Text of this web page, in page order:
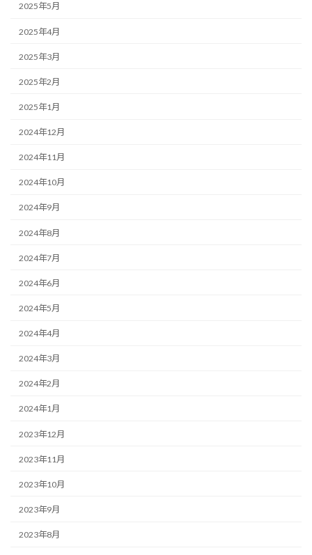
2025年5月
2025年4月
2025年3月
2025年2月
2025年1月
2024年12月
2024年11月
2024年10月
2024年9月
2024年8月
2024年7月
2024年6月
2024年5月
2024年4月
2024年3月
2024年2月
2024年1月
2023年12月
2023年11月
2023年10月
2023年9月
2023年8月